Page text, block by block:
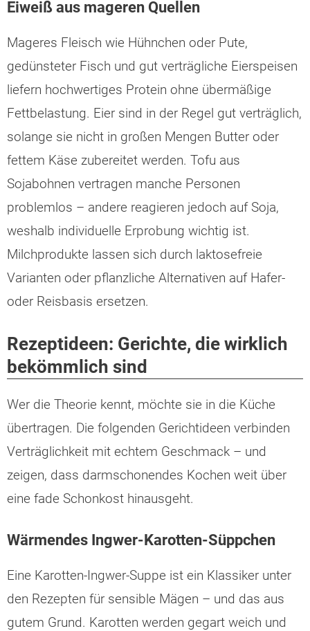
Eiweiß aus mageren Quellen
Mageres Fleisch wie Hühnchen oder Pute,
gedünsteter Fisch und gut verträgliche Eierspeisen
liefern hochwertiges Protein ohne übermäßige
Fettbelastung. Eier sind in der Regel gut verträglich,
solange sie nicht in großen Mengen Butter oder
fettem Käse zubereitet werden. Tofu aus
Sojabohnen vertragen manche Personen
problemlos – andere reagieren jedoch auf Soja,
weshalb individuelle Erprobung wichtig ist.
Milchprodukte lassen sich durch laktosefreie
Varianten oder pflanzliche Alternativen auf Hafer-
oder Reisbasis ersetzen.
Rezeptideen: Gerichte, die wirklich
bekömmlich sind
Wer die Theorie kennt, möchte sie in die Küche
übertragen. Die folgenden Gerichtideen verbinden
Verträglichkeit mit echtem Geschmack – und
zeigen, dass darmschonendes Kochen weit über
eine fade Schonkost hinausgeht.
Wärmendes Ingwer-Karotten-Süppchen
Eine Karotten-Ingwer-Suppe ist ein Klassiker unter
den Rezepten für sensible Mägen – und das aus
gutem Grund. Karotten werden gegart weich und